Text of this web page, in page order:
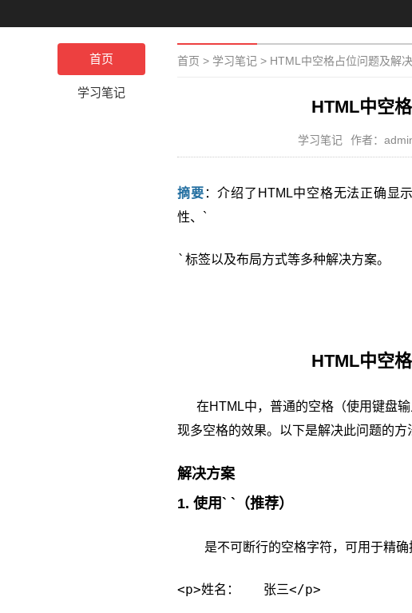
首页
学习笔记
首页 > 学习笔记 > HTML中空格占位问题及解
HTML中空
学习笔记 作者：
摘要 ：介绍了HTML中空格无法正确显
性、`
`标签以及布局方式等多种解决方案。
HTML中空
在HTML中，普通的空格（使用键盘输
现多空格的效果。以下是解决此问题的方
解决方案
1. 使用` `（推荐）
是不可断行的空格字符，可用于精确